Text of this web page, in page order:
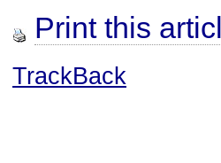
Print this
TrackBack